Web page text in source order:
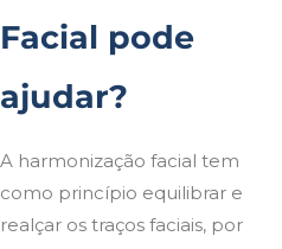
Facial pode
ajudar?
A harmonização facial tem
como princípio equilibrar e
realçar os traços faciais, por